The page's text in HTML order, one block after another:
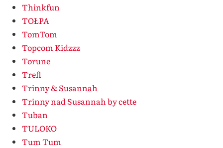
Thinkfun
TOŁPA
TomTom
Topcom Kidzzz
Torune
Trefl
Trinny & Susannah
Trinny nad Susannah by cette
Tuban
TULOKO
Tum Tum